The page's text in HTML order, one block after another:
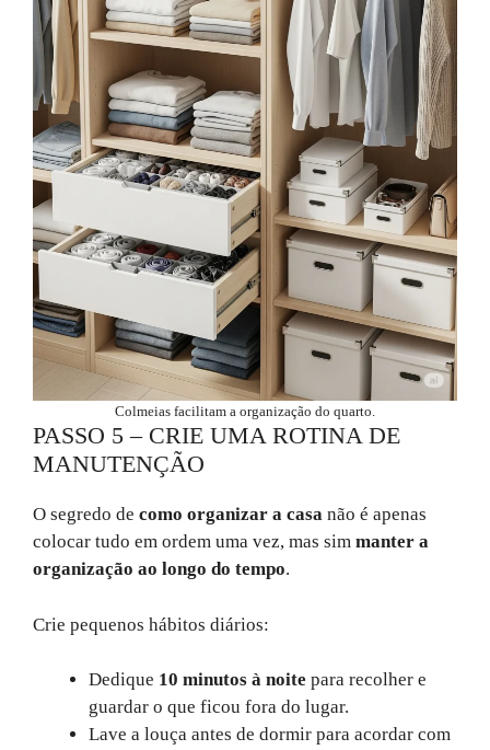
Colmeias facilitam a organização do quarto.
PASSO 5 – CRIE UMA ROTINA DE
MANUTENÇÃO
O segredo de como organizar a casa não é apenas
colocar tudo em ordem uma vez, mas sim manter a
organização ao longo do tempo.
Crie pequenos hábitos diários:
Dedique 10 minutos à noite para recolher e
guardar o que ficou fora do lugar.
Lave a louça antes de dormir para acordar com